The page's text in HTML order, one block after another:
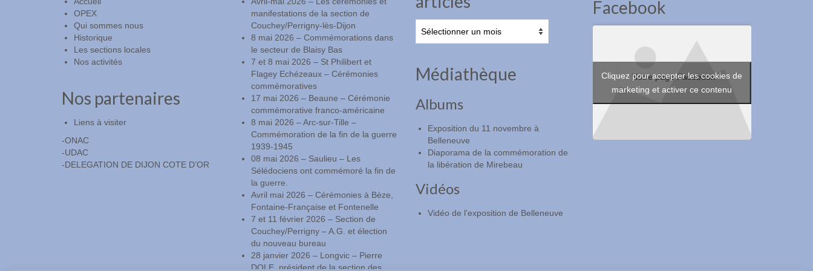
OPEX
Qui sommes nous
Historique
Les sections locales
Nos activités
Nos partenaires
Liens à visiter
-ONAC
-UDAC
-DELEGATION DE DIJON COTE D’OR
manifestations de la section de
Couchey/Perrigny-lès-Dijon
8 mai 2026 – Commémorations dans
le secteur de Blaisy Bas
7 et 8 mai 2026 – St Philibert et
Flagey Echézeaux – Cérémonies
commémoratives
17 mai 2026 – Beaune – Cérémonie
commémorative franco-américaine
8 mai 2026 – Arc-sur-Tille –
Commémoration de la fin de la guerre
1939-1945
08 mai 2026 – Saulieu – Les
Sélédociens ont commémoré la fin de
la guerre.
Avril mai 2026 – Cérémonies à Bèze,
Fontaine-Française et Fontenelle
7 et 11 février 2026 – Section de
Couchey/Perrigny – A.G. et élection
du nouveau bureau
28 janvier 2026 – Longvic – Pierre
DOLE, président de la section des
les
Médiathèque
Albums
Exposition du 11 novembre à
Belleneuve
Diaporama de la commémoration de
la libération de Mirebeau
Vidéos
Vidéo de l'exposition de Belleneuve
Facebook
Notre page Facebook
Cliquez pour accepter les cookies de
marketing et activer ce contenu